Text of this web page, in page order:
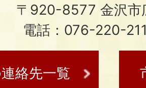
〒920-8577 金沢市
電話：076-220-
絡先一覧